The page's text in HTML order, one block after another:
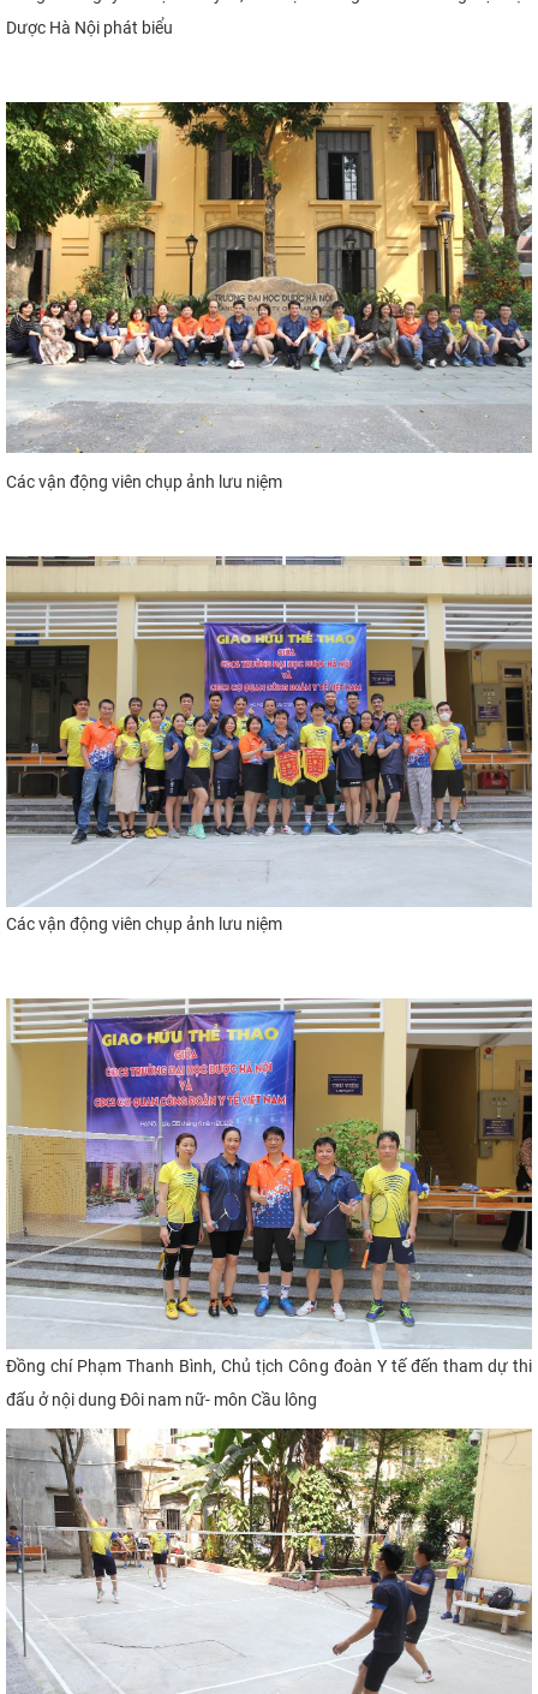
Dược Hà Nội phát biểu
Các vận động viên chụp ảnh lưu niệm
Các vận động viên chụp ảnh lưu niệm
Đồng chí Phạm Thanh Bình, Chủ tịch Công đoàn Y tế đến tham dự thi
đấu ở nội dung Đôi nam nữ- môn Cầu lông